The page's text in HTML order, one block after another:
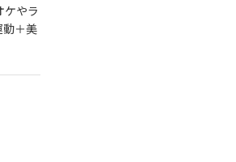
ケやラ
動＋美